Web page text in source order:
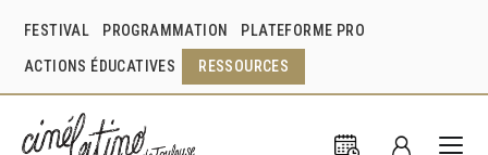
FESTIVAL PROGRAMMATION PLATEFORME PRO
ACTIONS ÉDUCATIVES RESSOURCES